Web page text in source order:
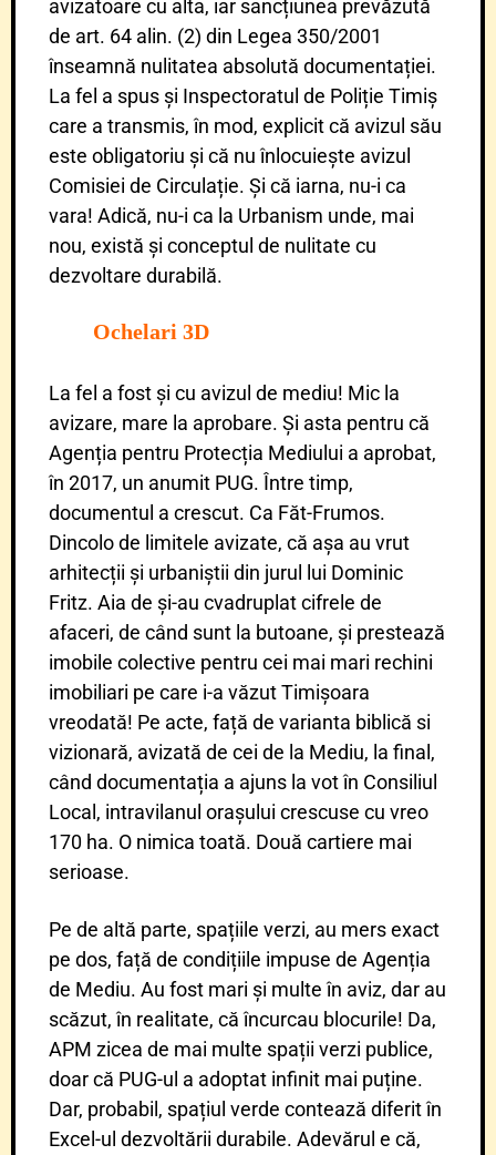
avizatoare cu alta, iar sancțiunea prevăzută
de art. 64 alin. (2) din Legea 350/2001
înseamnă nulitatea absolută documentației.
La fel a spus și Inspectoratul de Poliție Timiș
care a transmis, în mod, explicit că avizul său
este obligatoriu și că nu înlocuiește avizul
Comisiei de Circulație. Și că iarna, nu-i ca
vara! Adică, nu-i ca la Urbanism unde, mai
nou, există și conceptul de nulitate cu
dezvoltare durabilă.
Ochelari 3D
La fel a fost și cu avizul de mediu! Mic la
avizare, mare la aprobare. Și asta pentru că
Agenția pentru Protecția Mediului a aprobat,
în 2017, un anumit PUG. Între timp,
documentul a crescut. Ca Făt-Frumos.
Dincolo de limitele avizate, că așa au vrut
arhitecții și urbaniștii din jurul lui Dominic
Fritz. Aia de și-au cvadruplat cifrele de
afaceri, de când sunt la butoane, și prestează
imobile colective pentru cei mai mari rechini
imobiliari pe care i-a văzut Timișoara
vreodată! Pe acte, față de varianta biblică si
vizionară, avizată de cei de la Mediu, la final,
când documentația a ajuns la vot în Consiliul
Local, intravilanul orașului crescuse cu vreo
170 ha. O nimica toată. Două cartiere mai
serioase.
Pe de altă parte, spațiile verzi, au mers exact
pe dos, față de condițiile impuse de Agenția
de Mediu. Au fost mari și multe în aviz, dar au
scăzut, în realitate, că încurcau blocurile! Da,
APM zicea de mai multe spații verzi publice,
doar că PUG-ul a adoptat infinit mai puține.
Dar, probabil, spațiul verde contează diferit în
Excel-ul dezvoltării durabile. Adevărul e că,